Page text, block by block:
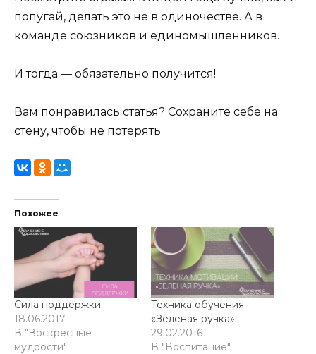
попугай, делать это не в одиночестве. А в
команде союзников и единомышленников.
И тогда — обязательно получится!
Вам понравилась статья? Сохраните себе на
стену, чтобы не потерять
Похожее
Сила поддержки
18.06.2017
В "Воскресные
мудрости"
Техника обучения
«Зеленая ручка»
29.02.2016
В "Воспитание"